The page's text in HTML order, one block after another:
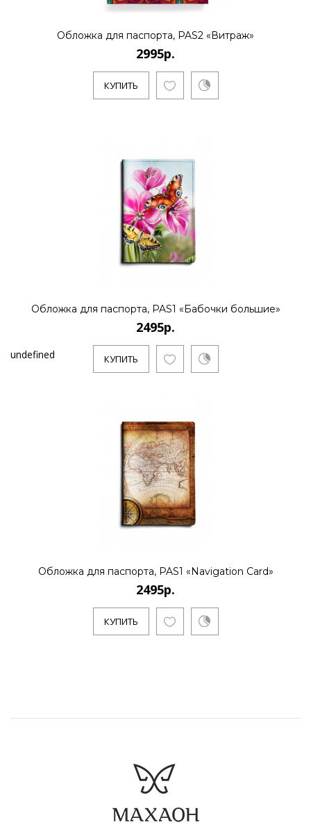
Обложка для паспорта, PAS2 «Витраж»
2995р.
КУПИТЬ
Обложка для паспорта, PAS1 «Бабочки большие»
2495р.
КУПИТЬ
undefined
Обложка для паспорта, PAS1 «Navigation Card»
2495р.
КУПИТЬ